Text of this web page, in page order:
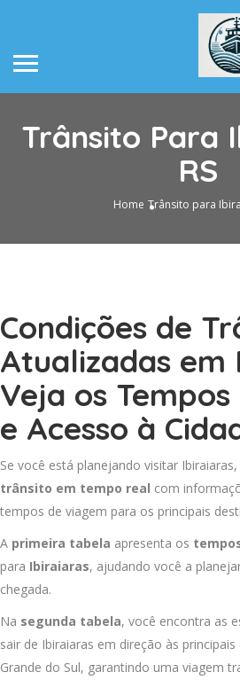
Trânsito Para
RS
Home Trânsito para
Condições de
Atualizadas em
Veja os
e Acesso à
Se você está planejando visitar
trânsito em tempo real com
tempos de viagem para os principais
A primeira tabela apresenta os
para Ibiraiaras, ajudando você a
chegada.
Na segunda tabela, você encontra as
sair de Ibiraiaras em direção às
Grande do Sul, garantindo uma viagem